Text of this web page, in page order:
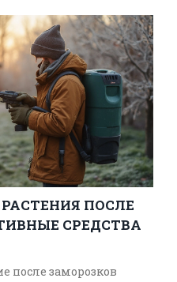
ПОСЛЕ
СРЕДСТВА
после заморозков